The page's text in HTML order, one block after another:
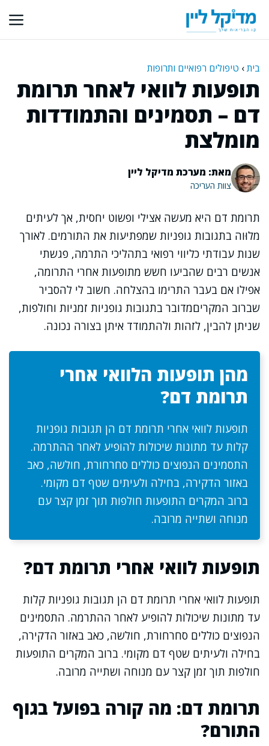
לתוכן
בית› טיפולים רפואיים ותרופות
תופעות לוואי לאחר תרומת
דם – תסמינים והתמודדות
מומלצת
מאת: מערכת מדיקל ליין
צוות העריכה
תרומת דם היא מעשה אצילי ופשוט יחסית, אך לעיתים
מלוּוה בתגובות גופניות שמפתיעות את התורמים. לאורך
שנות עבודתי כליווי רפואי בתהליכי התרמה, פגשתי
אנשים רבים שהביעו חשש מתופעות אחרי התרומה,
אפילו אם בעבר התרימו בהצלחה. חשוב לי להסביר
שברוב המקריםמדובר בתגובות גופניות זמניות וחולפות,
שניתן להבין, לזהות ולהתמודד איתן בצורה נכונה.
מהן תופעות הלוואי אחרי
תרומת דם?
תופעות לוואי אחרי תרומת דם הן תגובות גופניות
קלות עד מתונות שיכולות להופיע לאחר ההתרמה.
התסמינים הנפוצים כוללים סחרחורת, חולשה, כאב
באזור הדקירה, בחילה ולעיתים שטף דם מקומי.
ברוב המקרים התופעות חולפות תוך זמן קצר עם
מנוחה ושתייה מרובה.
תופעות לוואי אחרי תרומת דם?
תופעות לוואי אחרי תרומת דם הן תגובות גופניות קלות
עד מתונות שיכולות להופיע לאחר ההתרמה. התסמינים
הנפוצים כוללים סחרחורת, חולשה, כאב באזור הדקירה,
בחילה ולעיתים שטף דם מקומי. ברוב המקרים התופעות
חולפות תוך זמן קצר עם מנוחה ושתייה מרובה.
תרומת דם: מה קורה בפועל בגוף
התורם?